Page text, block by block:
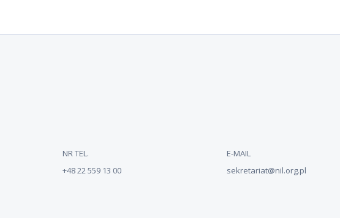
NR TEL.
+48 22 559 13 00
E-MAIL
sekretariat@nil.org.pl